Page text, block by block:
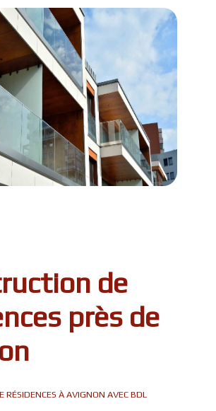
de
près de
RÉSIDENCES À AVIGNON AVEC BDL